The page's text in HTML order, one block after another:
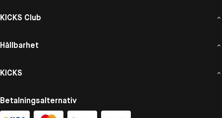
KICKS Club
Hållbarhet
KICKS
Betalningsalternativ